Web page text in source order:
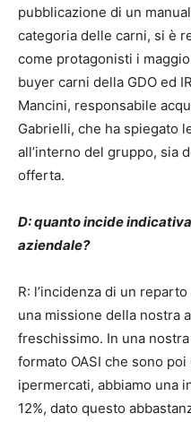
pubblicazione di un
categoria delle carni, si è
come protagonisti i
buyer carni della GDO ed
Mancini, responsabile
Gabrielli, che ha spiegato
all’interno del gruppo, sia
offerta.
D: quanto incide
aziendale?
R: l’incidenza di un
una missione della nostra
freschissimo. In una
formato OASI che sono
ipermercati, abbiamo una
12%, dato questo